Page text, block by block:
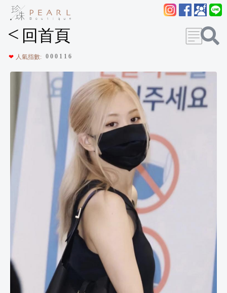
< 回首頁
❤ 人氣指數: 0 0 0 1 1 6